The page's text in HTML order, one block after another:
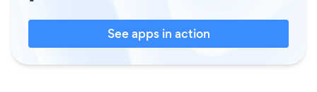
See apps in action